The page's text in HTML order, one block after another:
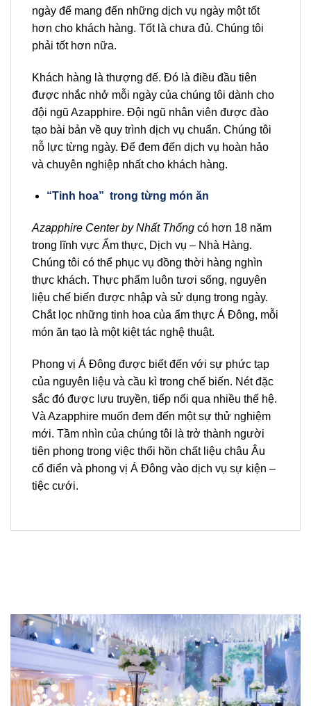
ngày để mang đến những dịch vụ ngày một tốt
hơn cho khách hàng. Tốt là chưa đủ. Chúng tôi
phải tốt hơn nữa.
Khách hàng là thượng đế. Đó là điều đầu tiên
được nhắc nhở mỗi ngày của chúng tôi dành cho
đội ngũ Azapphire. Đội ngũ nhân viên được đào
tạo bài bản về quy trình dịch vụ chuẩn. Chúng tôi
nỗ lực từng ngày. Để đem đến dịch vụ hoàn hảo
và chuyên nghiệp nhất cho khách hàng.
“Tinh hoa” trong từng món ăn
Azapphire Center by Nhất Thống có hơn 18 năm
trong lĩnh vực Ẩm thực, Dịch vụ – Nhà Hàng.
Chúng tôi có thể phục vụ đồng thời hàng nghìn
thực khách. Thực phẩm luôn tươi sống, nguyên
liệu chế biến được nhập và sử dụng trong ngày.
Chắt lọc những tinh hoa của ẩm thực Á Đông, mỗi
món ăn tạo là một kiệt tác nghệ thuật.
Phong vị Á Đông được biết đến với sự phức tạp
của nguyên liệu và cầu kì trong chế biến. Nét đặc
sắc đó được lưu truyền, tiếp nối qua nhiều thế hệ.
Và Azapphire muốn đem đến một sự thử nghiệm
mới. Tầm nhìn của chúng tôi là trở thành người
tiên phong trong việc thổi hồn chất liệu châu Âu
cổ điển và phong vị Á Đông vào dịch vụ sự kiện –
tiệc cưới.